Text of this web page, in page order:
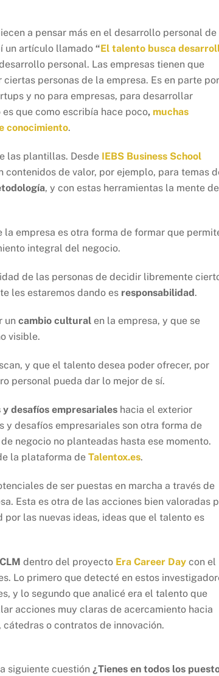
a pensar más en el desarrollo personal de
un artículo llamado “El talento busca
personal. Las empresas tienen que
personas de la empresa. Es en parte por
y no para empresas, para desarrollar
que como escribía hace poco, muchas
conocimiento.
las plantillas. Desde IEBS Business School
contenidos de valor, por ejemplo, para temas
, y con estas herramientas la mente de
empresa es otra forma de formar que
integral del negocio.
de las personas de decidir libremente
les estaremos dando es responsabilidad.
un cambio cultural en la empresa, y que se
visible.
y que el talento desea poder ofrecer, por
personal pueda dar lo mejor de sí.
y desafíos empresariales hacia el exterior
y desafíos empresariales son otra forma de
negocio no planteadas hasta ese momento.
la plataforma de Talentox.es.
de ser puestas en marcha a través de
Esta es otra de las acciones bien valoradas
las nuevas ideas, ideas que el talento es
dentro del proyecto Era Career Day con el
Lo primero que detecté en estos
y lo segundo que analicé era el talento que
acciones muy claras de acercamiento hacia
o contratos de innovación.
siguiente cuestión ¿Tienes en todos los